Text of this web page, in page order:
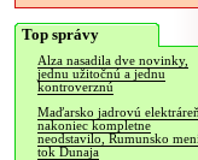
Top správy
Alza nasadila dve novinky,
jednu užitočnú a jednu
kontroverznú
Maďarsko jadrovú elektráreň
nakoniec kompletne
neodstavilo, Rumunsko
tok Dunaja